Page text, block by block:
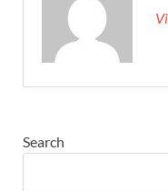
Search